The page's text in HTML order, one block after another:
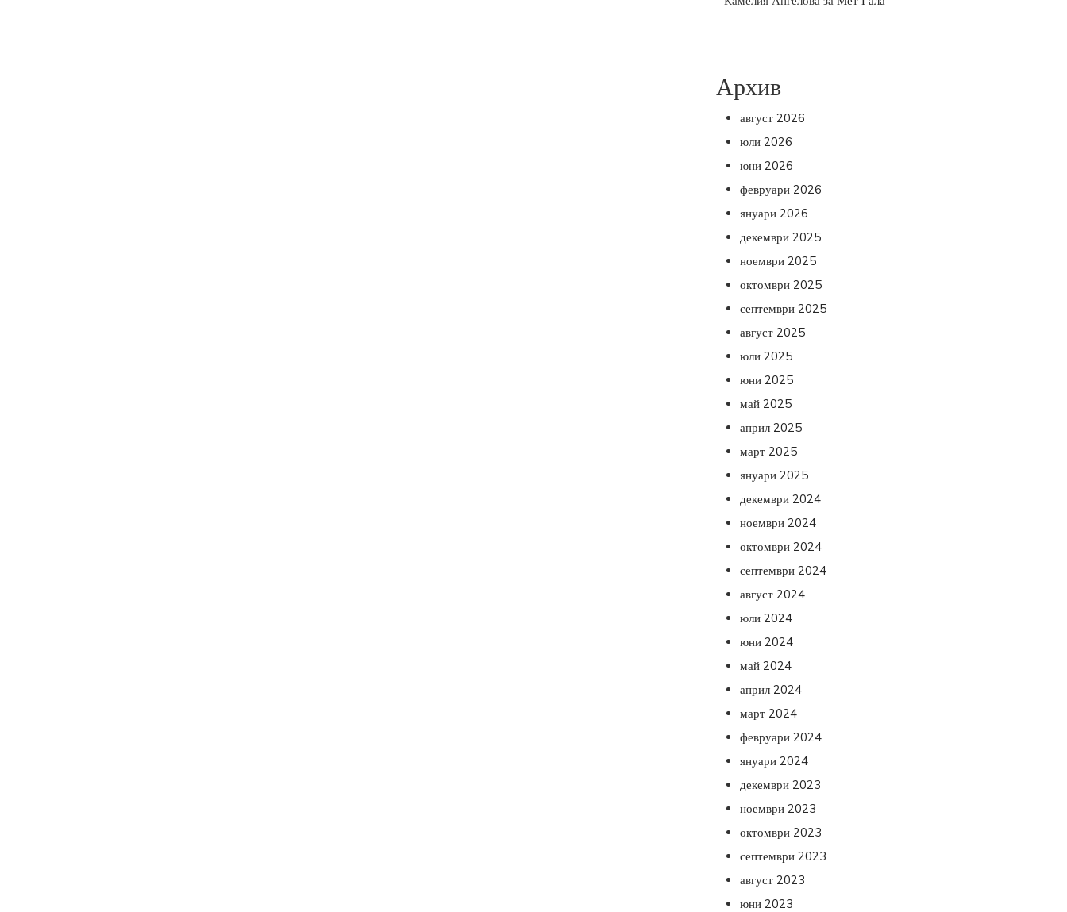
Архив
август 2026
юли 2026
юни 2026
февруари 2026
януари 2026
декември 2025
ноември 2025
октомври 2025
септември 2025
август 2025
юли 2025
юни 2025
май 2025
април 2025
март 2025
януари 2025
декември 2024
ноември 2024
октомври 2024
септември 2024
август 2024
юли 2024
юни 2024
май 2024
април 2024
март 2024
февруари 2024
януари 2024
декември 2023
ноември 2023
октомври 2023
септември 2023
август 2023
юни 2023